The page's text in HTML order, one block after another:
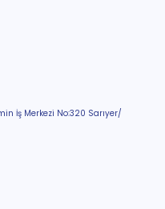
İş Merkezi No:320 Sarıyer/